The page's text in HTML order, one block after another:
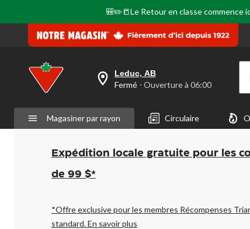
🎒✏️📒Le Retour en classe commence
votre
est
Leduc,
AB,
Fermé,
Ouverture
à
pour
changer
Leduc, AB
Fermé ⋅ Ouverture à 06:00
Magasiner par rayon Circulaire
Expédition locale gratuite pour les
de 99 $*
*Offre exclusive pour les membres Récompenses
standard.En savoir plus